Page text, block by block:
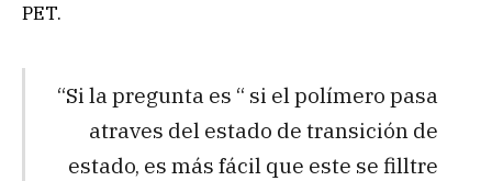
PET.
“Si la pregunta es “ si el polímero pasa
atraves del estado de transición de
estado, es más fácil que este se filltre